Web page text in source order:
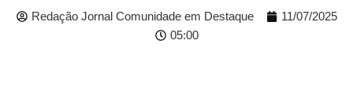
Redação Jornal Comunidade em Destaque
11/07/2025
05:00